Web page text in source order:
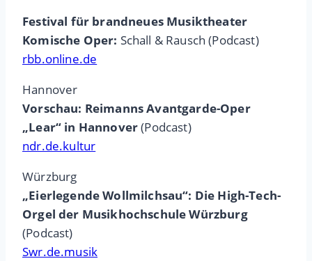
Festival für brandneues Musiktheater
Komische Oper: Schall & Rausch (Podcast)
rbb.online.de
Hannover
Vorschau: Reimanns Avantgarde-Oper
„Lear“ in Hannover(Podcast)
ndr.de.kultur
Würzburg
„Eierlegende Wollmilchsau“: Die High-Tech-
Orgel der Musikhochschule Würzburg
(Podcast)
Swr.de.musik